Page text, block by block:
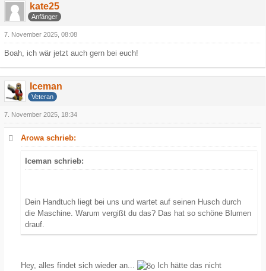
kate25
Anfänger
7. November 2025, 08:08
Boah, ich wär jetzt auch gern bei euch!
Iceman
Veteran
7. November 2025, 18:34
Arowa schrieb:
Iceman schrieb:
Dein Handtuch liegt bei uns und wartet auf seinen Husch durch
die Maschine. Warum vergißt du das? Das hat so schöne Blumen
drauf.
Hey, alles findet sich wieder an...
Ich hätte das nicht